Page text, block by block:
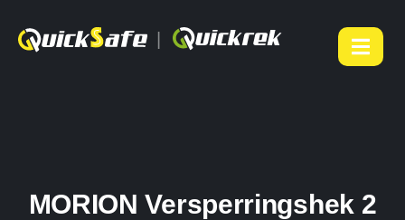
MORION Versperringshek 2